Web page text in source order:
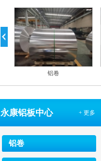
铝卷
+ 更多
永康铝板中心
铝卷